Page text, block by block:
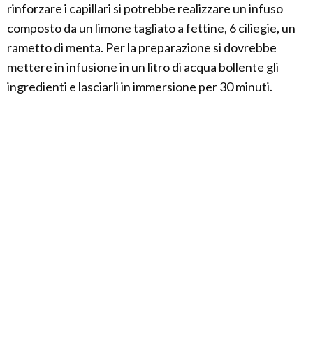
rinforzare i capillari si potrebbe realizzare un infuso
composto da un limone tagliato a fettine, 6 ciliegie, un
rametto di menta. Per la preparazione si dovrebbe
mettere in infusione in un litro di acqua bollente gli
ingredienti e lasciarli in immersione per 30 minuti.